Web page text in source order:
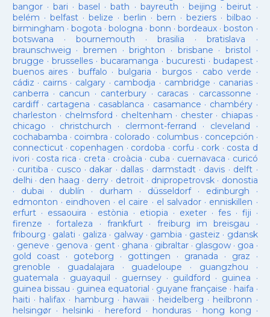
bangor· bari ·basel ·bath · bayreuth ·beijing ·beirut ·
belém · belfast· belize · berlin ·bern ·beziers ·bilbao ·
birmingham · bogota · bologna ·bonn ·bordeaux ·boston ·
botswana · bournemouth ·brasilia ·bratislava ·
braunschweig · bremen ·brighton · brisbane · bristol ·
brugge · brusselles· bucaramanga · bucuresti · budapest·
buenos aires· buffalo · bulgaria · burgos· cabo verde ·
cádiz · cairns· calgary · cambodja · cambridge · canarias·
canberra · cancun · canterbury · caracas · carcassonne ·
cardiff· cartagena · casablanca · casamance · chambéry·
charleston · chelmsford · cheltenham · chester· chiapas ·
chicago · christchurch · clermont-ferrand · cleveland ·
cochabamba · coimbra · colorado · columbus· concepción ·
connecticut· copenhagen · cordoba · corfu · cork · costa d
ivori · costa rica · creta · croàcia · cuba · cuernavaca · curicó
· curitiba · cusco · dakar · dallas · darmstadt· davis · delft ·
delhi · den haag · derry· detroit· dnipropetrovsk· donostia
· dubai · dublín · durham · düsseldorf· edinburgh ·
edmonton · eindhoven · el caire · el salvador · enniskillen ·
erfurt· essaouira · estònia · etiopia · exeter· fes· fiji ·
firenze ·fortaleza · frankfurt· freiburg im breisgau ·
fribourg · galati · galiza · galway· gambia · gasteiz · gdansk
· geneve · genova · gent· ghana · gibraltar· glasgow· goa ·
gold coast · goteborg · gottingen · granada · graz ·
grenoble · guadalajara · guadeloupe · guangzhou ·
guatemala · guayaquil · guernsey· guildford · guinea ·
guinea bissau · guinea equatorial · guyane française · haifa ·
haiti · halifax · hamburg · hawaii · heidelberg · heilbronn ·
helsingør· helsinki · hereford · honduras· hong kong ·